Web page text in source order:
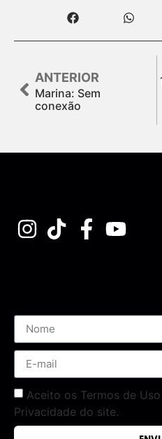
ANTERIOR
Marina: Sem
conexão
Aceito os Termos de
Privacidade do site.